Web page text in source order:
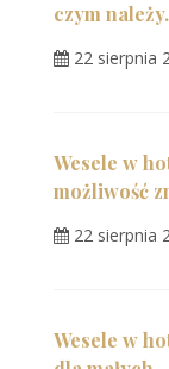
czym
22 sierpnia
Wesele w
możliwość
22 sierpnia
Wesele w